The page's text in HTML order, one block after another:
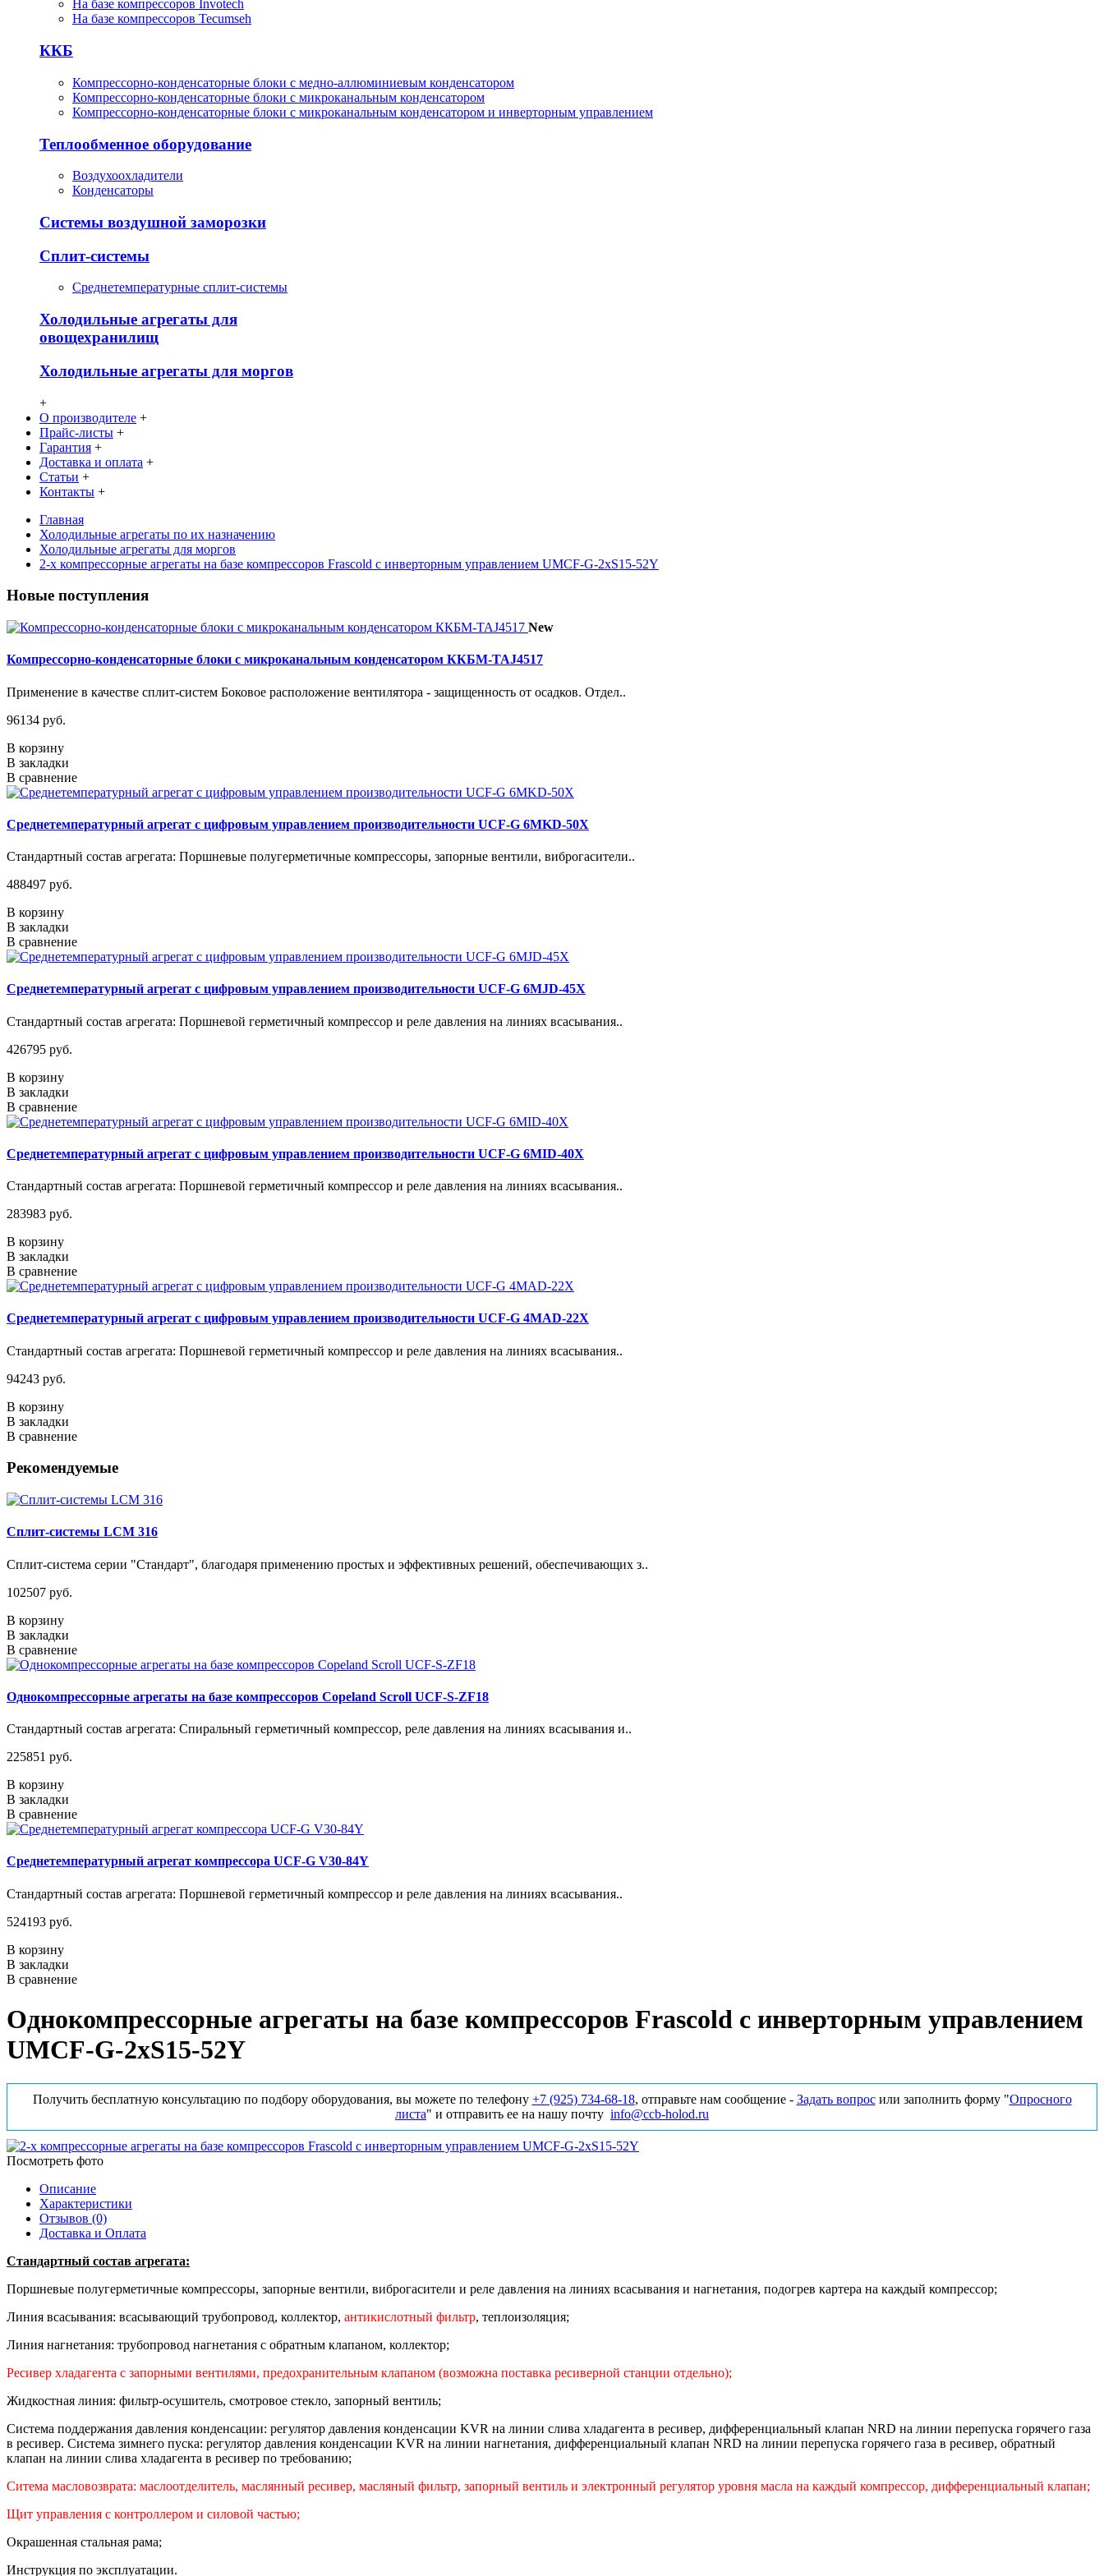
На базе компрессоров Invotech
На базе компрессоров Tecumseh
ККБ
Компрессорно-конденсаторные блоки с медно-аллюминиевым конденсатором
Компрессорно-конденсаторные блоки с микроканальным конденсатором
Компрессорно-конденсаторные блоки с микроканальным конденсатором и инверторным управлением
Теплообменное оборудование
Воздухоохладители
Конденсаторы
Системы воздушной заморозки
Сплит-системы
Среднетемпературные сплит-системы
Холодильные агрегаты для
овощехранилищ
Холодильные агрегаты для моргов
+
О производителе +
Прайс-листы +
Гарантия +
Доставка и оплата +
Статьи +
Контакты +
Главная
Холодильные агрегаты по их назначению
Холодильные агрегаты для моргов
2-х компрессорные агрегаты на базе компрессоров Frascold с инверторным управлением UMCF-G-2xS15-52Y
Новые поступления
New
Компрессорно-конденсаторные блоки с микроканальным конденсатором ККБМ-TAJ4517
Применение в качестве сплит-систем Боковое расположение вентилятора - защищенность от осадков. Отдел..
96134 руб.
В корзину
В закладки
В сравнение
Среднетемпературный агрегат с цифровым управлением производительности UCF-G 6MKD-50X
Стандартный состав агрегата: Поршневые полугерметичные компрессоры, запорные вентили, виброгасители..
488497 руб.
В корзину
В закладки
В сравнение
Среднетемпературный агрегат с цифровым управлением производительности UCF-G 6MJD-45X
Стандартный состав агрегата: Поршневой герметичный компрессор и реле давления на линиях всасывания..
426795 руб.
В корзину
В закладки
В сравнение
Среднетемпературный агрегат с цифровым управлением производительности UCF-G 6MID-40X
Стандартный состав агрегата: Поршневой герметичный компрессор и реле давления на линиях всасывания..
283983 руб.
В корзину
В закладки
В сравнение
Среднетемпературный агрегат с цифровым управлением производительности UCF-G 4МАD-22Х
Стандартный состав агрегата: Поршневой герметичный компрессор и реле давления на линиях всасывания..
94243 руб.
В корзину
В закладки
В сравнение
Рекомендуемые
Сплит-системы LCM 316
Сплит-система серии "Стандарт", благодаря применению простых и эффективных решений, обеспечивающих з..
102507 руб.
В корзину
В закладки
В сравнение
Однокомпрессорные агрегаты на базе компрессоров Copeland Scroll UCF-S-ZF18
Стандартный состав агрегата: Спиральный герметичный компрессор, реле давления на линиях всасывания и..
225851 руб.
В корзину
В закладки
В сравнение
Среднетемпературный агрегат компрессора UCF-G V30-84Y
Стандартный состав агрегата: Поршневой герметичный компрессор и реле давления на линиях всасывания..
524193 руб.
В корзину
В закладки
В сравнение
Однокомпрессорные агрегаты на базе компрессоров Frascold с инверторным управлением
UMCF-G-2xS15-52Y
Получить бесплатную консультацию по подбору оборудования, вы можете по телефону +7 (925) 734‑68‑18, отправьте нам сообщение - Задать вопросили заполнить форму "Опросного
листа" и отправить ее на нашу почту info@ccb-holod.ru
Посмотреть фото
Описание
Характеристики
Отзывов (0)
Доставка и Оплата
Стандартный состав агрегата:
Поршневые полугерметичные компрессоры, запорные вентили, виброгасители и реле давления на линиях всасывания и нагнетания, подогрев картера на каждый компрессор;
Линия всасывания: всасывающий трубопровод, коллектор, антикислотный фильтр, теплоизоляция;
Линия нагнетания: трубопровод нагнетания с обратным клапаном, коллектор;
Ресивер хладагента с запорными вентилями, предохранительным клапаном (возможна поставка ресиверной станции отдельно);
Жидкостная линия: фильтр-осушитель, смотровое стекло, запорный вентиль;
Система поддержания давления конденсации: регулятор давления конденсации KVR на линии слива хладагента в ресивер, дифференциальный клапан NRD на линии перепуска горячего газа
в ресивер. Система зимнего пуска: регулятор давления конденсации KVR на линии нагнетания, дифференциальный клапан NRD на линии перепуска горячего газа в ресивер, обратный
клапан на линии слива хладагента в ресивер по требованию;
Ситема масловозврата: маслоотделитель, маслянный ресивер, масляный фильтр, запорный вентиль и электронный регулятор уровня масла на каждый компрессор, дифференциальный клапан;
Щит управления с контроллером и силовой частью;
Окрашенная стальная рама;
Инструкция по эксплуатации.